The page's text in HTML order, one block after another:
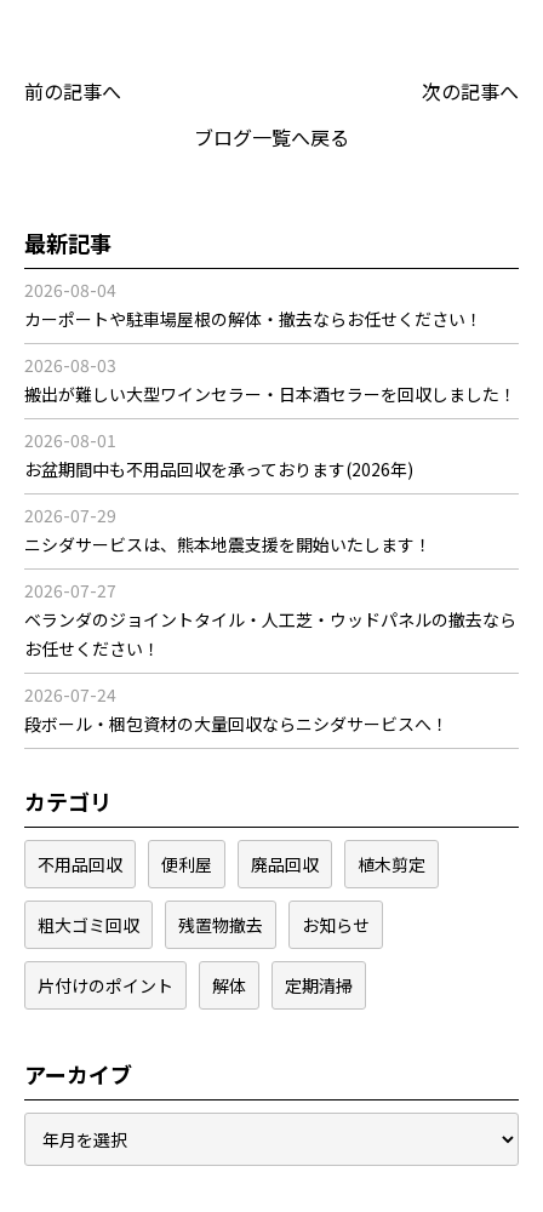
前の記事へ
次の記事へ
ブログ一覧へ戻る
最新記事
2026-08-04
カーポートや駐車場屋根の解体・撤去ならお任せください！
2026-08-03
搬出が難しい大型ワインセラー・日本酒セラーを回収しました！
2026-08-01
お盆期間中も不用品回収を承っております(2026年)
2026-07-29
ニシダサービスは、熊本地震支援を開始いたします！
2026-07-27
ベランダのジョイントタイル・人工芝・ウッドパネルの撤去なら
お任せください！
2026-07-24
段ボール・梱包資材の大量回収ならニシダサービスへ！
カテゴリ
不用品回収 便利屋 廃品回収 植木剪定
粗大ゴミ回収 残置物撤去 お知らせ
片付けのポイント 解体 定期清掃
アーカイブ